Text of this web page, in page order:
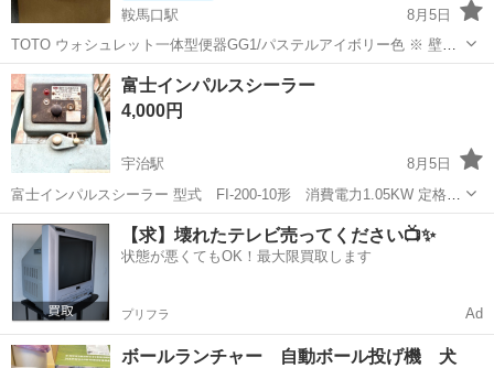
鞍馬口駅
8月5日
TOTO ウォシュレット一体型便器GG1/パステルアイボリー色 ※ 壁排
水(排水芯120) 品番：CES9415P#SC1 定価：¥277,200 ★未使用•未開
封です ★京都市•宇治市•城陽市•八幡市•大山崎町•長岡京...
京都 京都市 鞍馬口駅
富士インパルスシーラー
4,000円
宇治駅
8月5日
富士インパルスシーラー 型式 FI-200-10形 消費電力1.05KW 定格電
圧 100V 50/60Hz 2026年1月30日時点では使用ができました。 長年
使用したものですが、ご入用の方がいらっしゃれば...
京都 京都市 宇治駅 その他 シーラー
【求】壊れたテレビ売ってください📺✨
状態が悪くてもOK！最大限買取します
プリフラ Ad
ボールランチャー 自動ボール投げ機 犬